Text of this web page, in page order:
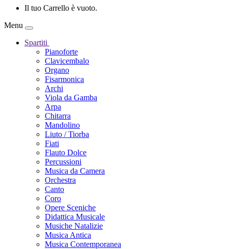
Il tuo Carrello è vuoto.
Menu
Spartiti
Pianoforte
Clavicembalo
Organo
Fisarmonica
Archi
Viola da Gamba
Arpa
Chitarra
Mandolino
Liuto / Tiorba
Fiati
Flauto Dolce
Percussioni
Musica da Camera
Orchestra
Canto
Coro
Opere Sceniche
Didattica Musicale
Musiche Natalizie
Musica Antica
Musica Contemporanea